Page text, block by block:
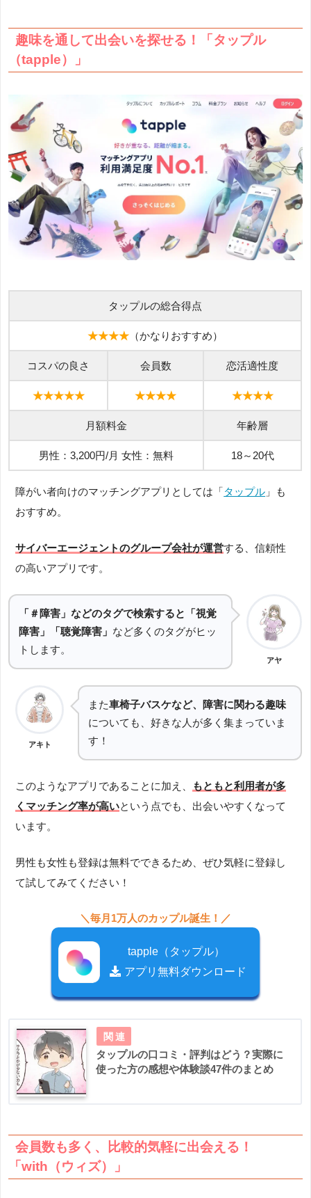
趣味を通して出会いを探せる！「タップル
（tapple）」
タップルの総合得点
★★★★ （かなりおすすめ）
コスパの良さ 会員数 恋活適性度
★★★★★ ★★★★ ★★★★
月額料金 年齢層
男性：3,200円/月 女性：無料 18～20代
障がい者向けのマッチングアプリとしては「タップル 」も
おすすめ。
サイバーエージェントのグループ会社が運営する、信頼性
の高いアプリです。
「＃障害」などのタグで検索すると「視覚
障害」「聴覚障害」 など多くのタグがヒッ
トします。
アヤ
アキト
また車椅子バスケなど、障害に関わる趣味
についても、好きな人が多く集まっていま
す！
このようなアプリであることに加え、
もともと利用者が多
くマッチング率が高いという点でも、出会いやすくなって
います。
男性も女性も登録は無料でできるため、ぜひ気軽に登録し
て試してみてください！
＼毎月1万人のカップル誕生！／
tapple（タップル）
アプリ無料ダウンロード
タップルの口コミ・評判はどう？実際に
使った方の感想や体験談47件のまとめ
会員数も多く、比較的気軽に出会える！
「with（ウィズ）」